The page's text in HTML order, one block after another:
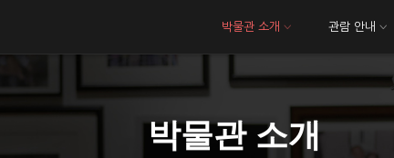
박물관 소개 관람 안내
박물관 소개